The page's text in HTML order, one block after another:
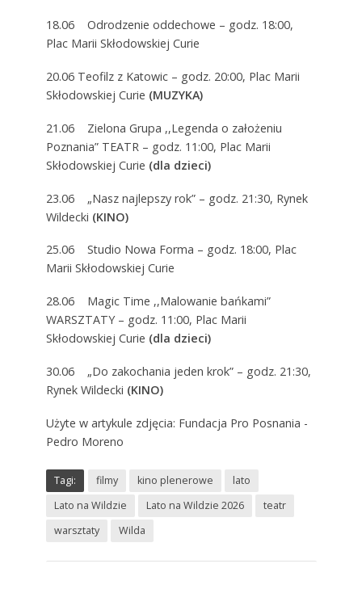
18.06 Odrodzenie oddechowe – godz. 18:00,
Plac Marii Skłodowskiej Curie
20.06 Teofilz z Katowic – godz. 20:00, Plac Marii
Skłodowskiej Curie (MUZYKA)
21.06 Zielona Grupa ,,Legenda o założeniu
Poznania” TEATR – godz. 11:00, Plac Marii
Skłodowskiej Curie (dla dzieci)
23.06 „Nasz najlepszy rok” – godz. 21:30, Rynek
Wildecki (KINO)
25.06 Studio Nowa Forma – godz. 18:00, Plac
Marii Skłodowskiej Curie
28.06 Magic Time ,,Malowanie bańkami”
WARSZTATY – godz. 11:00, Plac Marii
Skłodowskiej Curie (dla dzieci)
30.06 „Do zakochania jeden krok” – godz. 21:30,
Rynek Wildecki (KINO)
Użyte w artykule zdjęcia: Fundacja Pro Posnania -
Pedro Moreno
Tagi: filmy kino plenerowe
lato
Lato na Wildzie
Lato na Wildzie 2026
teatr
warsztaty
Wilda